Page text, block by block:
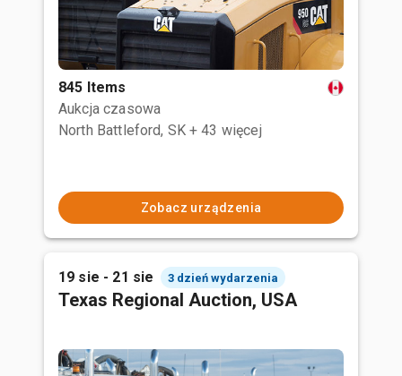
845 Items
Aukcja czasowa
North Battleford, SK + 43 więcej
Zobacz urządzenia
19 sie - 21 sie 3 dzień wydarzenia
Texas Regional Auction, USA